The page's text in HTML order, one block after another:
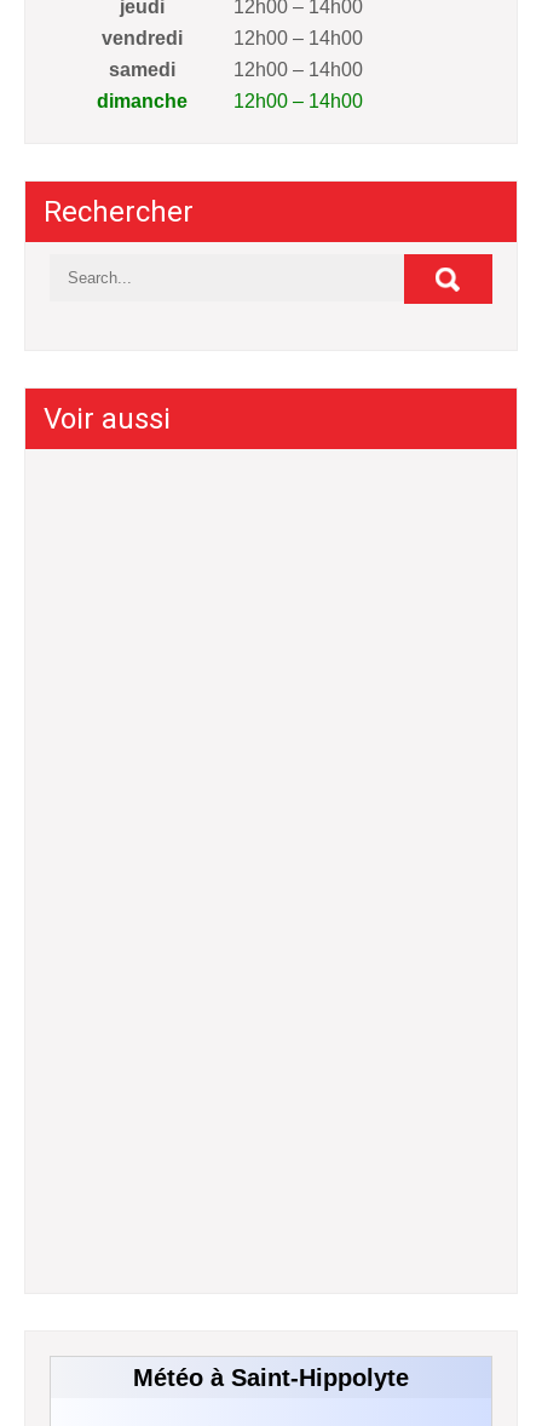
jeudi
12h00 – 14h00
vendredi
12h00 – 14h00
samedi
12h00 – 14h00
dimanche
12h00 – 14h00
Rechercher
Voir aussi
Météo à Saint-Hippolyte